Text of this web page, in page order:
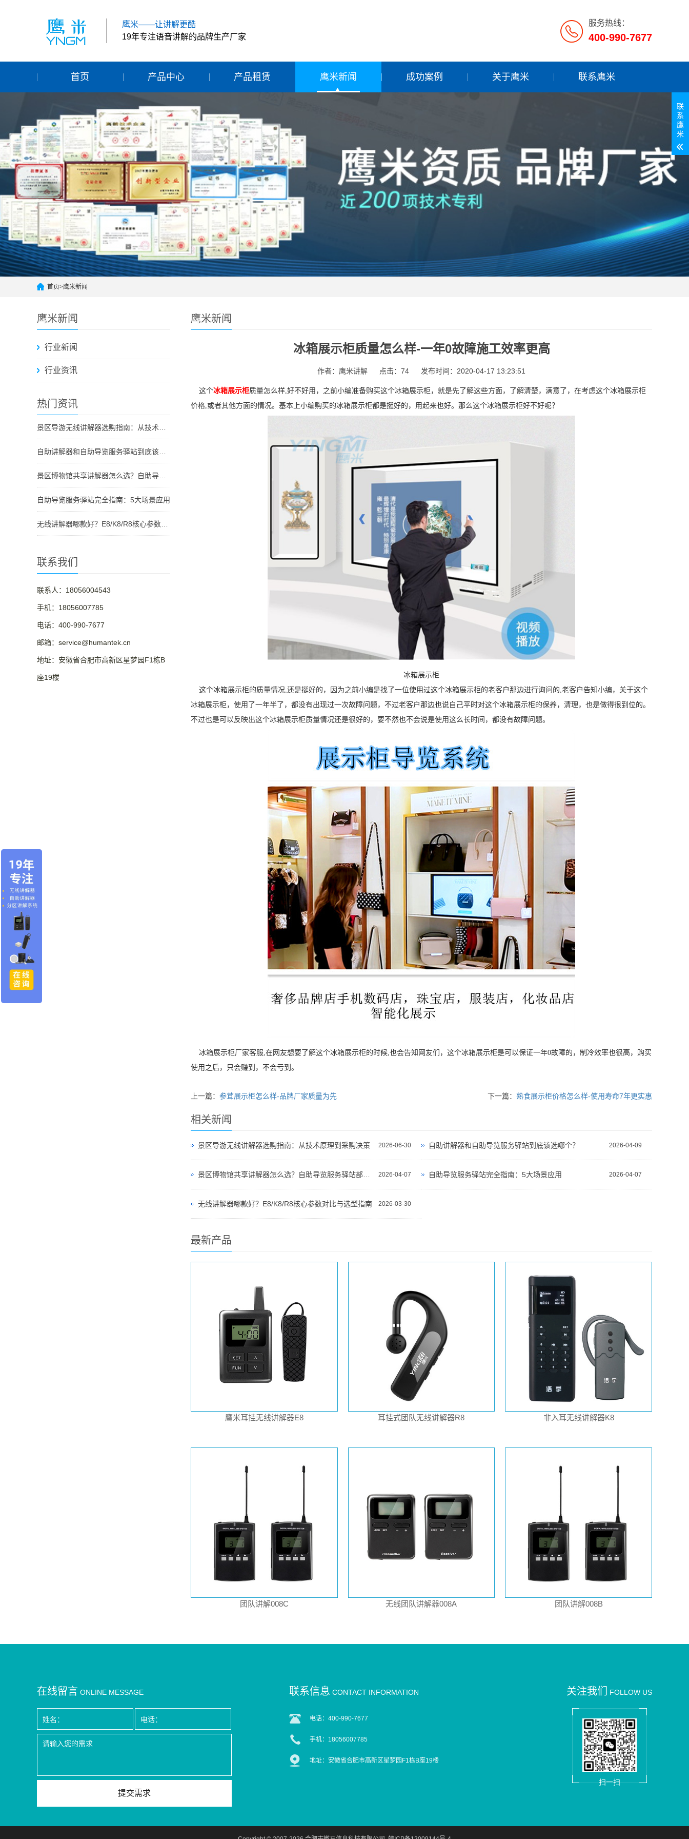
服务热线：
400-990-7677
鹰米——让讲解更酷
19年专注语音讲解的品牌生产厂家
首页 产品中心 产品租赁 鹰米新闻 成功案例 关于鹰米 联系鹰米
首页>鹰米新闻
鹰米新闻
行业新闻
行业资讯
热门资讯
自助导览服务驿站完全指南：5大场景应用
联系我们
联系人：18056004543
手机：18056007785
电话：400-990-7677
邮箱：service@humantek.cn
地址：安徽省合肥市高新区星梦园F1栋B
座19楼
鹰米新闻
冰箱展示柜质量怎么样-一年0故障施工效率更高
作者：鹰米讲解 点击：74 发布时间：2020-04-17 13:23:51
这个冰箱展示柜质量怎么样,好不好用，之前小编准备购买这个冰箱展示柜，就是先了解这些方面，了解清楚，满意了，在考虑这个冰箱展示柜
价格,或者其他方面的情况。基本上小编购买的冰箱展示柜都是挺好的，用起来也好。那么这个冰箱展示柜好不好呢？
冰箱展示柜
这个冰箱展示柜的质量情况,还是挺好的，因为之前小编是找了一位使用过这个冰箱展示柜的老客户那边进行询问的,老客户告知小编，关于这个
冰箱展示柜，使用了一年半了，都没有出现过一次故障问题，不过老客户那边也说自己平时对这个冰箱展示柜的保养，清理，也是做得很到位的。
不过也是可以反映出这个冰箱展示柜质量情况还是很好的，要不然也不会说是使用这么长时间，都没有故障问题。
冰箱展示柜厂家客服,在网友想要了解这个冰箱展示柜的时候,也会告知网友们，这个冰箱展示柜是可以保证一年0故障的，制冷效率也很高，购买
使用之后，只会赚到，不会亏到。
上一篇： 参茸展示柜怎么样-品牌厂家质量为先 下一篇： 熟食展示柜价格怎么样-使用寿命7年更实惠
相关新闻
2026-06-30
景区导游无线讲解器选购指南：从技术原理到采购决策 2026-04-09
自助讲解器和自助导览服务驿站到底该选哪个？
2026-04-07 2026-04-07
自助导览服务驿站完全指南：5大场景应用
2026-03-30
无线讲解器哪款好？E8/K8/R8核心参数对比与选型指南
最新产品
鹰米耳挂无线讲解器E8 耳挂式团队无线讲解器R8 非入耳无线讲解器K8
团队讲解008C 无线团队讲解器008A 团队讲解008B
关注我们 FOLLOW US
扫一扫
在线留言 ONLINE MESSAGE 联系信息 CONTACT INFORMATION
电话：400-990-7677
手机：18056007785
地址：安徽省合肥市高新区星梦园F1栋B座19楼
联
系
鹰
米